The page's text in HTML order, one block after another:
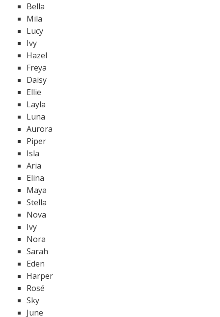
Bella
Mila
Lucy
Ivy
Hazel
Freya
Daisy
Ellie
Layla
Luna
Aurora
Piper
Isla
Aria
Elina
Maya
Stella
Nova
Ivy
Nora
Sarah
Eden
Harper
Rosé
Sky
June